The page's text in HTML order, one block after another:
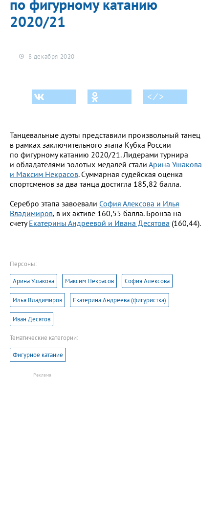
по фигурному катанию
2020/21
8 декабря 2020
< ⁄ >
Танцевальные дуэты представили произвольный танец
в рамках заключительного этапа Кубка России
по фигурному катанию 2020/21. Лидерами турнира
и обладателями золотых медалей стали Арина Ушакова
и Максим Некрасов. Суммарная судейская оценка
спортсменов за два танца достигла 185,82 балла.
Серебро этапа завоевали София Алексова и Илья
Владимиров, в их активе 160,55 балла. Бронза на
счетуЕкатерины Андреевой и Ивана Десятова (160,44).
Персоны:
Арина Ушакова Максим Некрасов София Алексова
Илья Владимиров Екатерина Андреева (фигуристка)
Иван Десятов
Тематические категории:
Фигурное катание